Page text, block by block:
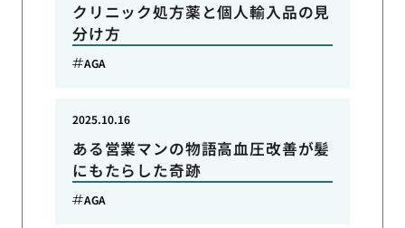
クリニック処方薬と個人輸入品の見
分け方
AGA
ある営業マンの物語高血圧改善が髪
にもたらした奇跡
2025.10.16
AGA